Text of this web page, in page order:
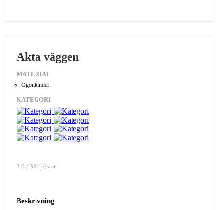
Akta väggen
MATERIAL
Ögonbindel
KATEGORI
3.6 / 381 röster
Beskrivning